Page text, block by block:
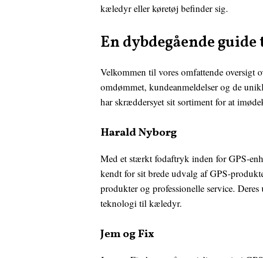
kæledyr eller køretøj befinder sig.
En dybdegående
Velkommen til vores omfattende oversigt
omdømmet, kundeanmeldelser og de
har skræddersyet sit sortiment for at
Harald Nyborg
Med et stærkt fodaftryk inden for GPS-
kendt for sit brede udvalg af GPS-
produkter og professionelle service.
teknologi til kæledyr.
Jem og Fix